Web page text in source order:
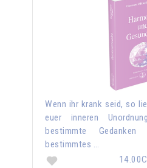
Wenn ihr krank seid, so
euer inneren
bestimmte
bestimmtes …